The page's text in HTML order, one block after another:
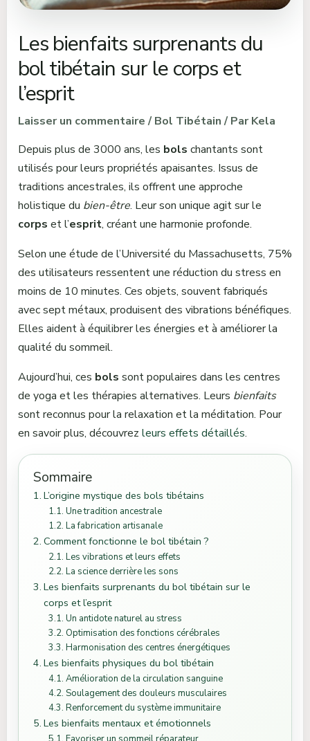
Les bienfaits surprenants du
bol tibétain sur le corps et
l’esprit
Laisser un commentaire /Bol Tibétain/ ParKela
Depuis plus de 3000 ans, les bols chantants sont
utilisés pour leurs propriétés apaisantes. Issus de
traditions ancestrales, ils offrent une approche
holistique du bien-être. Leur son unique agit sur le
corps et l’esprit, créant une harmonie profonde.
Selon une étude de l’Université du Massachusetts, 75%
des utilisateurs ressentent une réduction du stress en
moins de 10 minutes. Ces objets, souvent fabriqués
avec sept métaux, produisent des vibrations bénéfiques.
Elles aident à équilibrer les énergies et à améliorer la
qualité du sommeil.
Aujourd’hui, ces bols sont populaires dans les centres
de yoga et les thérapies alternatives. Leurs bienfaits
sont reconnus pour la relaxation et la méditation. Pour
en savoir plus, découvrez leurs effets détaillés.
Sommaire
L’origine mystique des bols tibétains
Une tradition ancestrale
La fabrication artisanale
Comment fonctionne le bol tibétain ?
Les vibrations et leurs effets
La science derrière les sons
Les bienfaits surprenants du bol tibétain sur le
corps et l’esprit
Un antidote naturel au stress
Optimisation des fonctions cérébrales
Harmonisation des centres énergétiques
Les bienfaits physiques du bol tibétain
Amélioration de la circulation sanguine
Soulagement des douleurs musculaires
Renforcement du système immunitaire
Les bienfaits mentaux et émotionnels